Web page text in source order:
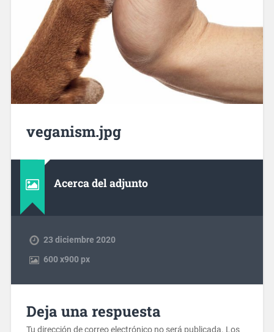
veganism.jpg
Acerca del adjunto
23 diciembre 2020
600x900 px
Deja una respuesta
Tu dirección de correo electrónico no será publicada. Los